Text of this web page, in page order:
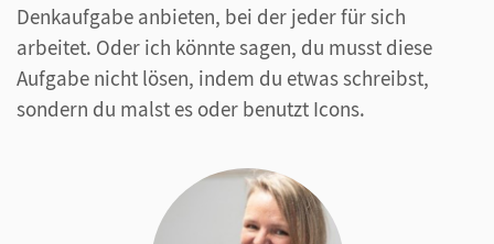
Denkaufgabe anbieten, bei der jeder für sich
arbeitet. Oder ich könnte sagen, du musst diese
Aufgabe nicht lösen, indem du etwas schreibst,
sondern du malst es oder benutzt Icons.